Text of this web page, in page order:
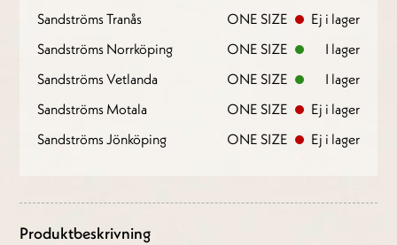
Sandströms Tranås
ONE SIZE
Ej i lager
Sandströms Norrköping
ONE SIZE
I lager
Sandströms Vetlanda
ONE SIZE
I lager
Sandströms Motala
ONE SIZE
Ej i lager
Sandströms Jönköping
ONE SIZE Ej i lager
Produktbeskrivning